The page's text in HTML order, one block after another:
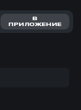
В
ПРИЛОЖЕНИЕ